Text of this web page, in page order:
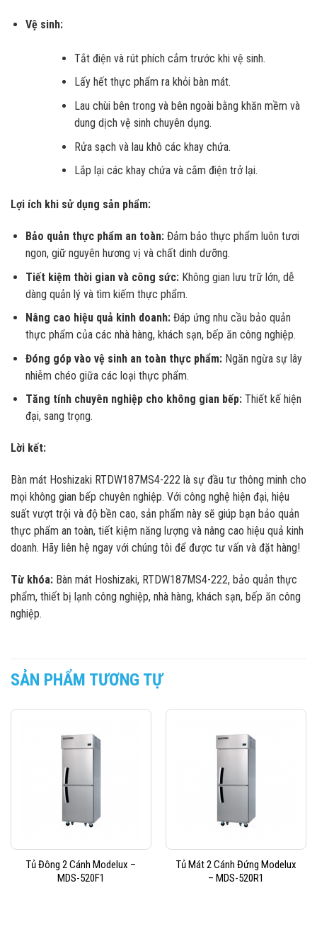
Vệ sinh:
Tắt điện và rút phích cắm trước khi vệ sinh.
Lấy hết thực phẩm ra khỏi bàn mát.
Lau chùi bên trong và bên ngoài bằng khăn mềm và
dung dịch vệ sinh chuyên dụng.
Rửa sạch và lau khô các khay chứa.
Lắp lại các khay chứa và cắm điện trở lại.
Lợi ích khi sử dụng sản phẩm:
Bảo quản thực phẩm an toàn:Đảm bảo thực phẩm luôn tươi
ngon, giữ nguyên hương vị và chất dinh dưỡng.
Tiết kiệm thời gian và công sức:Không gian lưu trữ lớn, dễ
dàng quản lý và tìm kiếm thực phẩm.
Nâng cao hiệu quả kinh doanh:Đáp ứng nhu cầu bảo quản
thực phẩm của các nhà hàng, khách sạn, bếp ăn công nghiệp.
Đóng góp vào vệ sinh an toàn thực phẩm:Ngăn ngừa sự lây
nhiễm chéo giữa các loại thực phẩm.
Tăng tính chuyên nghiệp cho không gian bếp:Thiết kế hiện
đại, sang trọng.
Lời kết:
Bàn mát Hoshizaki RTDW187MS4-222 là sự đầu tư thông minh cho
mọi không gian bếp chuyên nghiệp. Với công nghệ hiện đại, hiệu
suất vượt trội và độ bền cao, sản phẩm này sẽ giúp bạn bảo quản
thực phẩm an toàn, tiết kiệm năng lượng và nâng cao hiệu quả kinh
doanh. Hãy liên hệ ngay với chúng tôi để được tư vấn và đặt hàng!
Từ khóa: Bàn mát Hoshizaki, RTDW187MS4-222, bảo quản thực
phẩm, thiết bị lạnh công nghiệp, nhà hàng, khách sạn, bếp ăn công
nghiệp.
SẢN PHẨM TƯƠNG TỰ
Tủ Đông 2 Cánh Modelux –
MDS-520F1
Tủ Mát 2 Cánh Đứng Modelux
– MDS-520R1